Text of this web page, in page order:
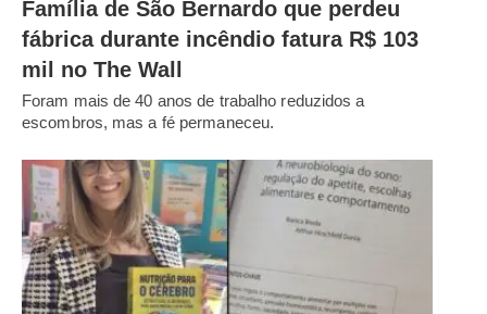
Família de São Bernardo que perdeu
fábrica durante incêndio fatura R$ 103
mil no The Wall
Foram mais de 40 anos de trabalho reduzidos a
escombros, mas a fé permaneceu.